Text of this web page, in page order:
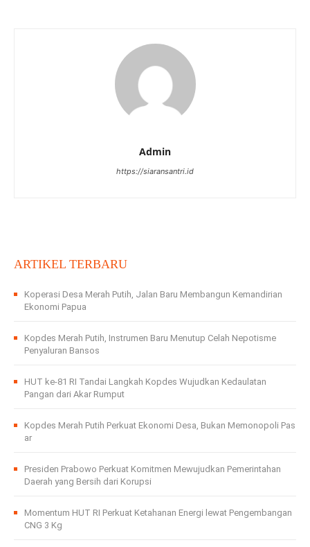
Admin
https://siaransantri.id
ARTIKEL TERBARU
Koperasi Desa Merah Putih, Jalan Baru Membangun Kemandirian
Ekonomi Papua
Kopdes Merah Putih, Instrumen Baru Menutup Celah Nepotisme
Penyaluran Bansos
HUT ke-81 RI Tandai Langkah Kopdes Wujudkan Kedaulatan
Pangan dari Akar Rumput
Kopdes Merah Putih Perkuat Ekonomi Desa, Bukan Memonopoli Pas
ar
Presiden Prabowo Perkuat Komitmen Mewujudkan Pemerintahan
Daerah yang Bersih dari Korupsi
Momentum HUT RI Perkuat Ketahanan Energi lewat Pengembangan
CNG 3 Kg